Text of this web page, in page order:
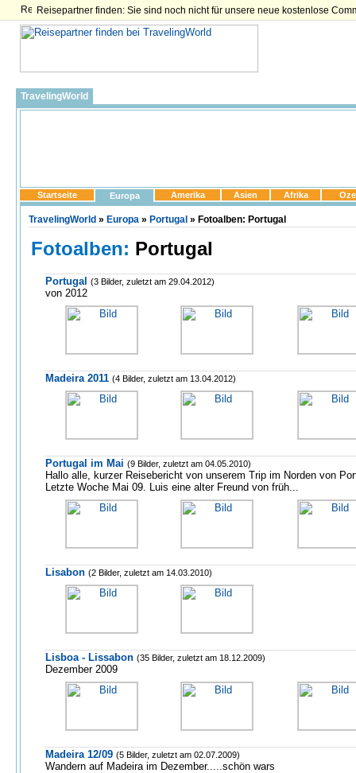
Reisepartner finden: Sie sind noch nicht für unsere neue kostenlose
TravelingWorld
Startseite Europa Amerika Asien Afrika
TravelingWorld » Europa » Portugal » Fotoalben: Portugal
Fotoalben: Portugal
Portugal (3 Bilder, zuletzt am 29.04.2012)
von 2012
Madeira 2011 (4 Bilder, zuletzt am 13.04.2012)
Portugal im Mai (9 Bilder, zuletzt am 04.05.2010)
Hallo alle, kurzer Reisebericht von unserem Trip im Norden von
Letzte Woche Mai 09. Luis eine alter Freund von früh...
Lisabon (2 Bilder, zuletzt am 14.03.2010)
Lisboa - Lissabon (35 Bilder, zuletzt am 18.12.2009)
Dezember 2009
Madeira 12/09 (5 Bilder, zuletzt am 02.07.2009)
Wandern auf Madeira im Dezember.....schön wars